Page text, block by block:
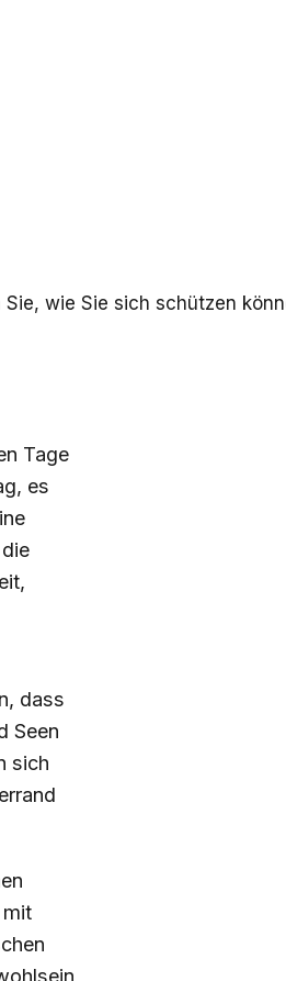
wie Sie sich schützen
Tage
es
dass
Seen
sich
mit